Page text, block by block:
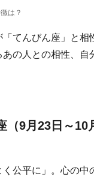
は？
てんびん座」と
の人との相性、
（9月23日～10
公平に」。心の